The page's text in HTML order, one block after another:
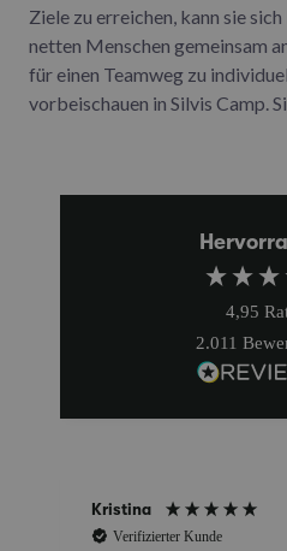
Ziele zu erreichen, kann sie
netten Menschen gemeinsam
für einen Teamweg zu
vorbeischauen in Silvis Camp.
4,95
2.011
Kristina
Verifizierter Kunde